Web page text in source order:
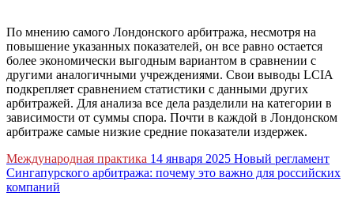
По мнению самого Лондонского арбитража, несмотря на
повышение указанных показателей, он все равно остается
более экономически выгодным вариантом в сравнении с
другими аналогичными учреждениями. Свои выводы LCIA
подкрепляет сравнением статистики с данными других
арбитражей. Для анализа все дела разделили на категории в
зависимости от суммы спора. Почти в каждой в Лондонском
арбитраже самые низкие средние показатели издержек.
Международная практика 14 января 2025 Новый регламент
Сингапурского арбитража: почему это важно для российских
компаний